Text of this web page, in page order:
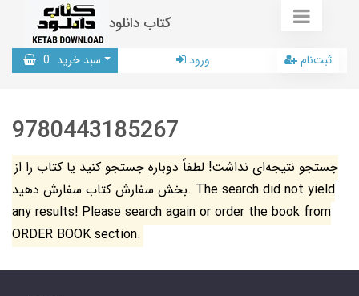
کتاب دانلود
سبد خرید 0 ورود ثبت‌نام
9780443185267
جستجو نتیجه‌ای نداشت! لطفاً دوباره جستجو کنید یا کتاب را از
بخش سفارش کتاب سفارش دهید. The search did not yield
any results! Please search again or order the book from
ORDER BOOK section.